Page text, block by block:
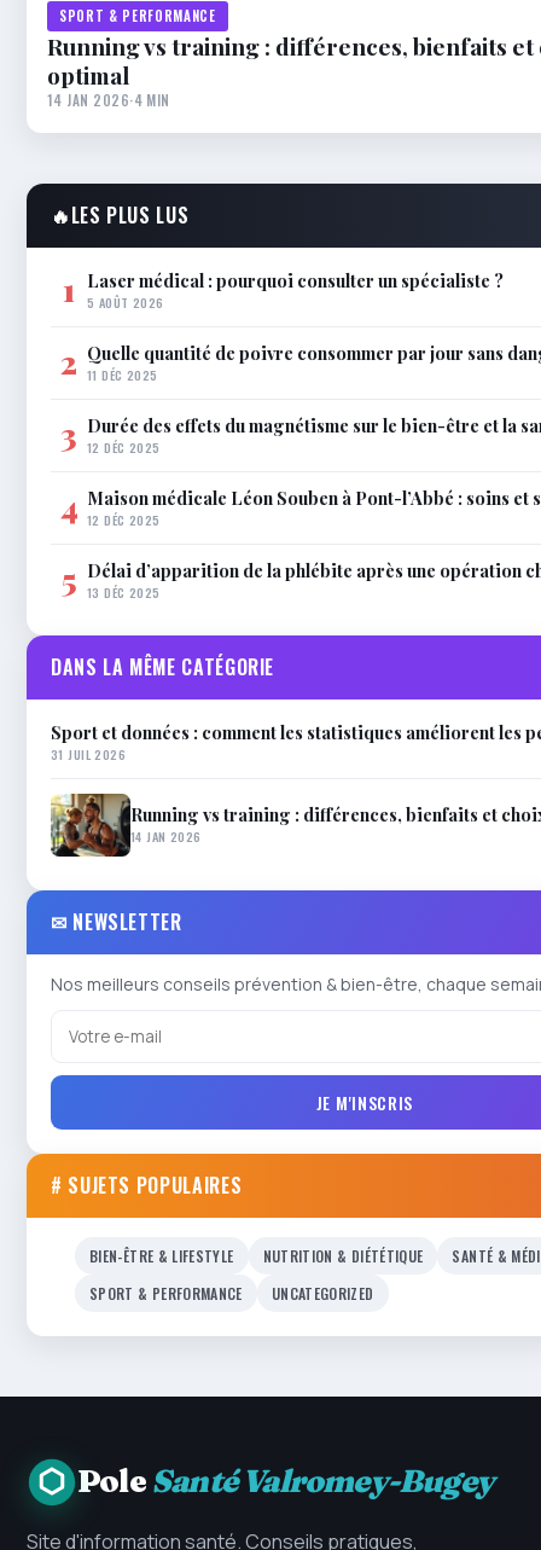
SPORT & PERFORMANCE
Running vs training : différences, bienfaits et
optimal
14 JAN 2026·4 MIN
🔥LES PLUS LUS
1 Laser médical : pourquoi consulter un spécialiste ?
5 AOÛT 2026
2 Quelle quantité de poivre consommer par jour sans
11 DÉC 2025
3 Durée des effets du magnétisme sur le bien-être et la
12 DÉC 2025
4 Maison médicale Léon Souben à Pont-l’Abbé : soins et
12 DÉC 2025
5 Délai d’apparition de la phlébite après une opération
13 DÉC 2025
DANS LA MÊME CATÉGORIE
Sport et données : comment les statistiques améliorent les
31 JUIL 2026
Running vs training : différences, bienfaits et
14 JAN 2026
✉ NEWSLETTER
Nos meilleurs conseils prévention & bien-être, chaque
JE M'INSCRIS
# SUJETS POPULAIRES
BIEN-ÊTRE & LIFESTYLE NUTRITION & DIÉTÉTIQUE
SANTÉ &
SPORT & PERFORMANCE
UNCATEGORIZED
PoleSanté Valromey-Bugey
Site d'information santé. Conseils pratiques,